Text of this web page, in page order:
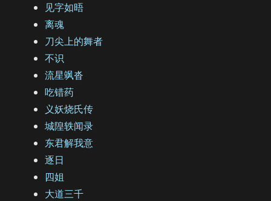
见字如晤
离魂
刀尖上的舞者
不识
流星飒沓
吃错药
义妖烧氏传
城隍轶闻录
东君解我意
逐日
四姐
大道三千